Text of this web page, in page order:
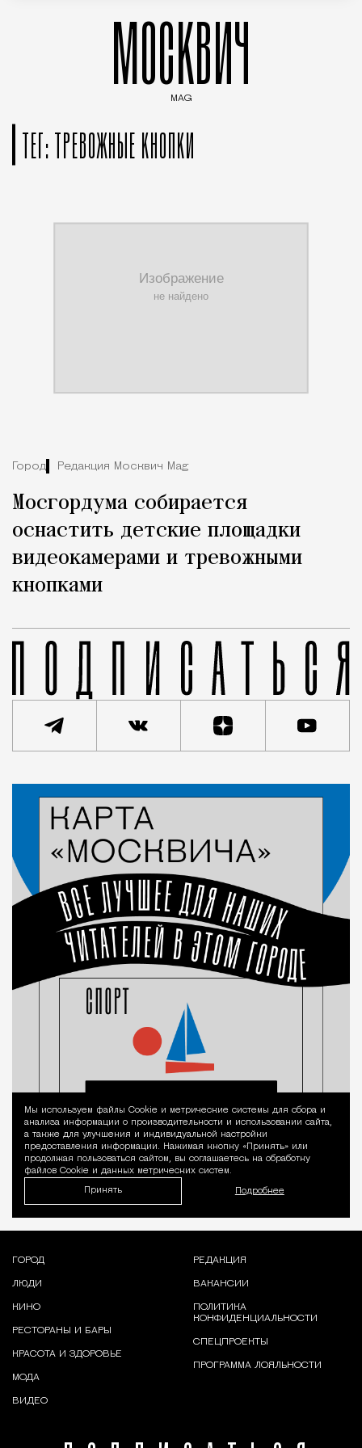
МОСКВИЧ
MAG
ТЕГ: ТРЕВОЖНЫЕ КНОПКИ
Город Редакция Москвич Mag
Мосгордума собирается
оснастить детские площадки
видеокамерами и тревожными
кнопками
Уведомление
Мы используем файлы Сookie и метрические системы для сбора и
анализа информации о производительности и использовании сайта,
а также для улучшения и индивидуальной настройки
предоставления информации. Нажимая кнопку «Принять» или
продолжая пользоваться сайтом, вы соглашаетесь на обработку
файлов Cookie и данных метрических систем.
Принять Подробнее
ГОРОД
ЛЮДИ
КИНО
РЕСТОРАНЫ И БАРЫ
КРАСОТА И ЗДОРОВЬЕ
МОДА
ВИДЕО
РЕДАКЦИЯ
ВАКАНСИИ
ПОЛИТИКА
КОНФИДЕНЦИАЛЬНОСТИ
СПЕЦПРОЕКТЫ
ПРОГРАММА ЛОЯЛЬНОСТИ